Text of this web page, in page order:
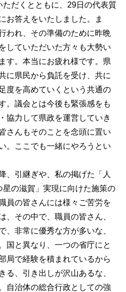
だくとともに、29日の代表質
お答えをいたしました。ま
われ、その準備のために昨晩
していただいた方々も大勢い
す。本当にお疲れ様です。県
に県民から負託を受け、共に
度を高めていくという共通の
。議会とは今後も緊張感をも
協力して県政を運営していき
さんもそのことを念頭に置い
。ここでも一緒にやろうとい
、引継ぎや、私の掲げた「人
星の滋賀」実現に向けた施策の
員の皆さんには様々ご苦労を
、その中で、職員の皆さん、
、非常に優秀な方が多いな、
国と異なり、一つの省庁にと
局で経験を積まれているから
る、引き出しが沢山あるな、
自治体の総合行政としての強